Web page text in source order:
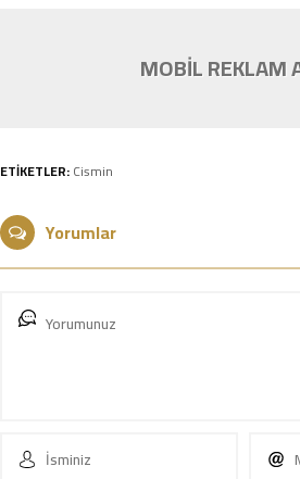
MOBİL REKLAM
ETİKETLER:Cismin
Yorumlar